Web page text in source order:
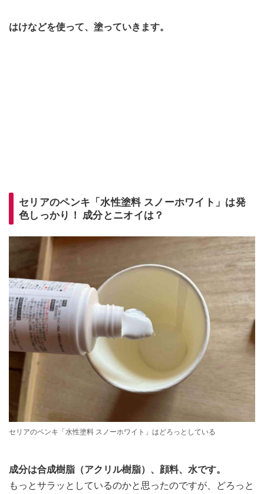
はけなどを使って、塗っていきます。
セリアのペンキ「水性塗料 スノーホワイト」は発
色しっかり！ 成分とニオイは？
セリアのペンキ「水性塗料 スノーホワイト」はどろっとしている
成分は合成樹脂（アクリル樹脂）、顔料、水です。
もっとサラッとしているのかと思ったのですが、どろっと